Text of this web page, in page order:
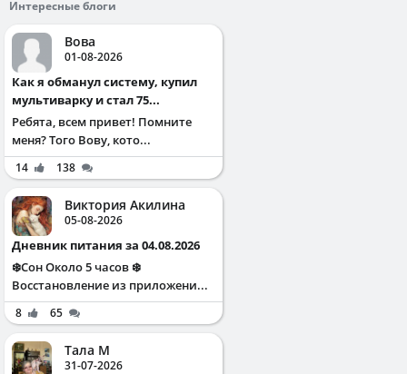
Интересные блоги
Вова
01-08-2026
Как я обманул систему, купил
мультиварку и стал 75...
Ребята, всем привет! Помните
меня? Того Вову, кото...
14 138
Виктория Акилина
05-08-2026
Дневник питания за 04.08.2026
❄️Сон Около 5 часов ❄️
Восстановление из приложени...
8 65
Тала М
31-07-2026